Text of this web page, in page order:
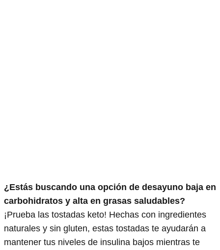
¿Estás buscando una opción de desayuno baja en
carbohidratos y alta en grasas saludables?
¡Prueba las tostadas keto! Hechas con ingredientes
naturales y sin gluten, estas tostadas te ayudarán a
mantener tus niveles de insulina bajos mientras te